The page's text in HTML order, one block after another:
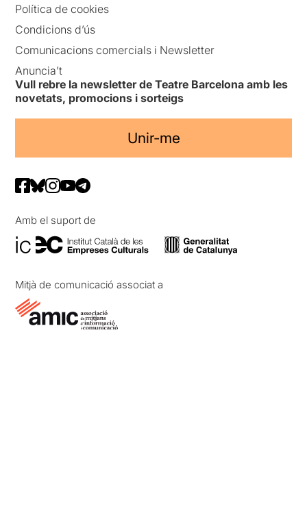
Política de cookies
Condicions d’ús
Comunicacions comercials i Newsletter
Anuncia’t
Vull rebre la newsletter de Teatre Barcelona amb les
novetats, promocions i sorteigs
Unir-me
Amb el suport de
Mitjà de comunicació associat a